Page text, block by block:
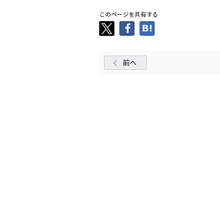
このページを共有する
前へ